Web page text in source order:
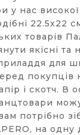
у нас
22.5х22
товарів
якісні
для
покупців
і скотч. В
потрібно
на